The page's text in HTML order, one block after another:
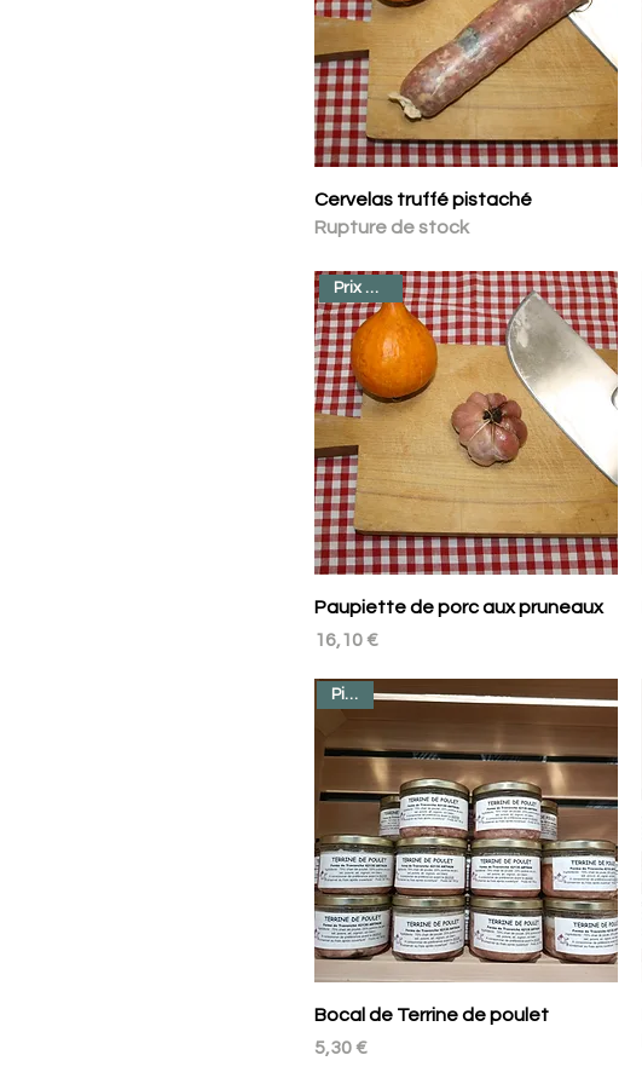
Cervelas truffé pistaché
Rupture de stock
Prix au kilo
Paupiette de porc aux pruneaux
Prix
16,10 €
Pièce
Bocal de Terrine de poulet
Prix
5,30 €